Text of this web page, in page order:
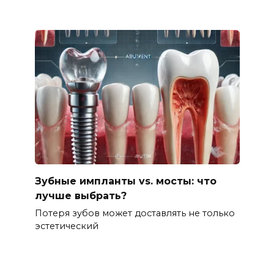
Зубные импланты vs. мосты: что
лучше выбрать?
Потеря зубов может доставлять не только
эстетический